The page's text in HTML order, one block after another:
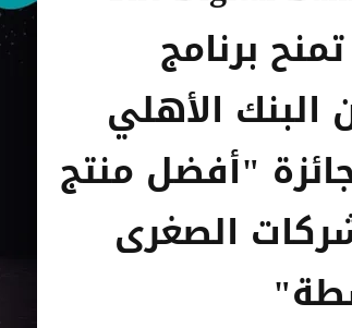
برنامج
الأهلي
"أفضل منتج
الصغرى